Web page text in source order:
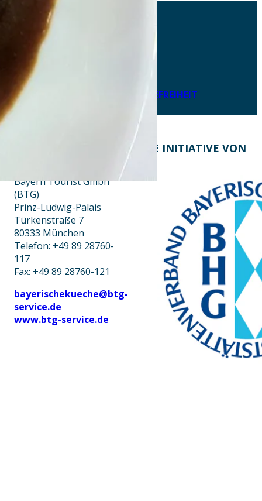
AKTUELLES
DOWNLOADS
DATENSCHUTZ
IMPRESSUM
ERKLÄRUNG ZUR BARRIEREFREIHEIT
EINE INITIATIVE VON
Bayern Tourist Gmbh
(BTG)
Prinz-Ludwig-Palais
Türkenstraße 7
80333 München
Telefon: +49 89 28760-
117
Fax: +49 89 28760-121
bayerischekueche@btg-
service.de
www.btg-service.de